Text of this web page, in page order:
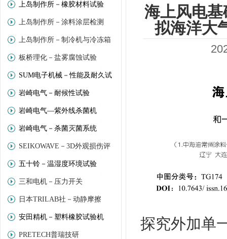
上岛制作所－橡胶材料试验
上岛制作所－涂料涂层检测
上岛制作所－制冷机与冷冻箱
板桥理化－盐雾腐蚀试验
SUM电子机械－性能及耐久试
验
岩崎电气－耐候性试验
岩崎电气—紫外线杀菌机
岩崎电气－杀菌灭菌系统
SEIKOWAVE－3D外观损伤评
价
五十铃－温湿度环境试验
三和电机－压力开关
日本TRILAB社－动静摩擦
(Trinity－Lab)
安田精机－塑料橡胶试验机
PRETECH普瑞技研
海上风电
拟海洋大
探究外加单